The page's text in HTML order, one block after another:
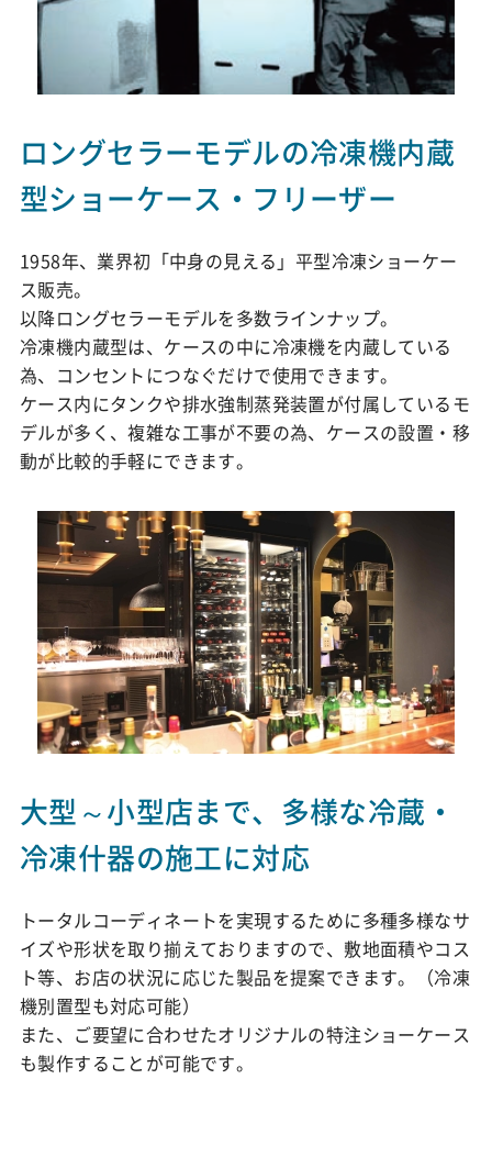
ロングセラーモデルの冷凍機内蔵
型ショーケース・フリーザー
1958年、業界初「中身の見える」平型冷凍ショーケー
ス販売。
以降ロングセラーモデルを多数ラインナップ。
冷凍機内蔵型は、ケースの中に冷凍機を内蔵している
為、コンセントにつなぐだけで使用できます。
ケース内にタンクや排水強制蒸発装置が付属しているモ
デルが多く、複雑な工事が不要の為、ケースの設置・移
動が比較的手軽にできます。
大型～小型店まで、多様な冷蔵・
冷凍什器の施工に対応
トータルコーディネートを実現するために多種多様なサ
イズや形状を取り揃えておりますので、敷地面積やコス
ト等、お店の状況に応じた製品を提案できます。（冷凍
機別置型も対応可能）
また、ご要望に合わせたオリジナルの特注ショーケース
も製作することが可能です。